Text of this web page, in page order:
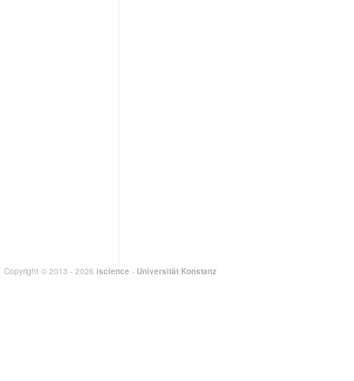
Copyright © 2013 - 2026 iscience - Universität Konstanz